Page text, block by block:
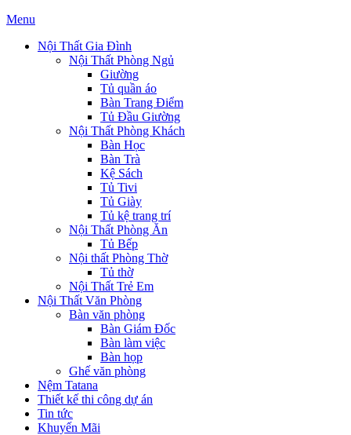
Menu
Nội Thất Gia Đình
Nội Thất Phòng Ngủ
Giường
Tủ quần áo
Bàn Trang Điểm
Tủ Đầu Giường
Nội Thất Phòng Khách
Bàn Học
Bàn Trà
Kệ Sách
Tủ Tivi
Tủ Giày
Tủ kệ trang trí
Nội Thất Phòng Ăn
Tủ Bếp
Nội thất Phòng Thờ
Tủ thờ
Nội Thất Trẻ Em
Nội Thất Văn Phòng
Bàn văn phòng
Bàn Giám Đốc
Bàn làm việc
Bàn họp
Ghế văn phòng
Nệm Tatana
Thiết kế thi công dự án
Tin tức
Khuyến Mãi